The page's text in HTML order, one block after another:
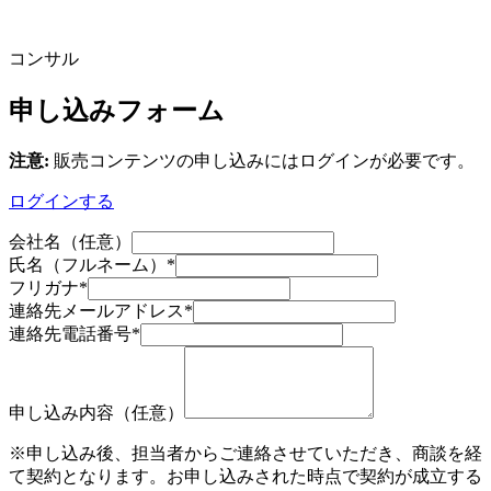
コンサル
申し込みフォーム
注意: 販売コンテンツの申し込みにはログインが必要です。
ログインする
会社名（任意）
氏名（フルネーム） *
フリガナ*
連絡先メールアドレス*
連絡先電話番号*
申し込み内容（任意）
※申し込み後、担当者からご連絡させていただき、商談を経
て契約となります。お申し込みされた時点で契約が成立する